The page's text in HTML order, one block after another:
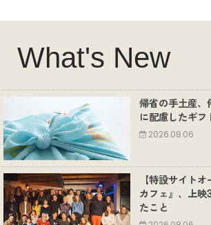
What's New
帰省の手土産、
に配慮したギフ
2026.08.06
【特設サイト
カフェ』、上
たこと